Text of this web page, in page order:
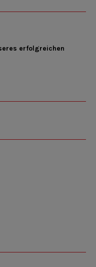
erfolgreichen